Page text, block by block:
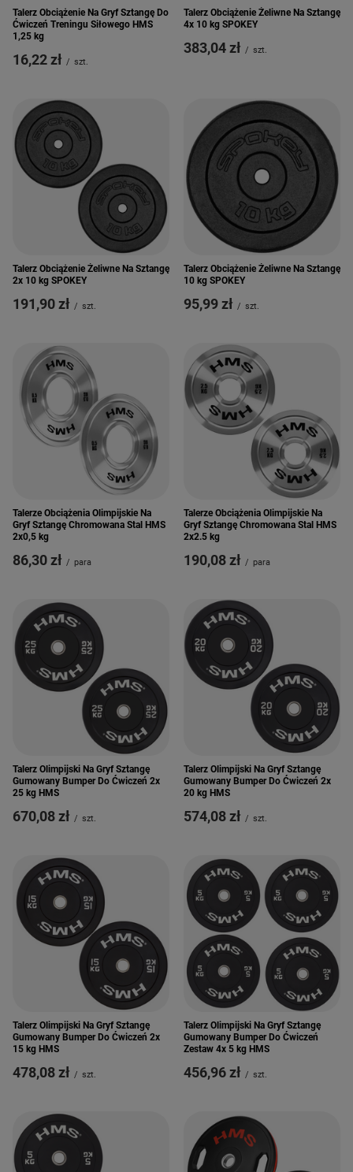
Talerz Obciążenie Na Gryf Sztangę Do
Ćwiczeń Treningu Siłowego HMS
1,25 kg
16,22 zł / szt.
Talerz Obciążenie Żeliwne Na Sztangę
4x 10 kg SPOKEY
383,04 zł / szt.
Talerz Obciążenie Żeliwne Na Sztangę
2x 10 kg SPOKEY
191,90 zł / szt.
Talerz Obciążenie Żeliwne Na Sztangę
10 kg SPOKEY
95,99 zł / szt.
Talerze Obciążenia Olimpijskie Na
Gryf Sztangę Chromowana Stal HMS
2x0,5 kg
86,30 zł / para
Talerze Obciążenia Olimpijskie Na
Gryf Sztangę Chromowana Stal HMS
2x2.5 kg
190,08 zł / para
Talerz Olimpijski Na Gryf Sztangę
Gumowany Bumper Do Ćwiczeń 2x
25 kg HMS
670,08 zł / szt.
Talerz Olimpijski Na Gryf Sztangę
Gumowany Bumper Do Ćwiczeń 2x
20 kg HMS
574,08 zł / szt.
Talerz Olimpijski Na Gryf Sztangę
Gumowany Bumper Do Ćwiczeń 2x
15 kg HMS
478,08 zł / szt.
Talerz Olimpijski Na Gryf Sztangę
Gumowany Bumper Do Ćwiczeń
Zestaw 4x 5 kg HMS
456,96 zł / szt.